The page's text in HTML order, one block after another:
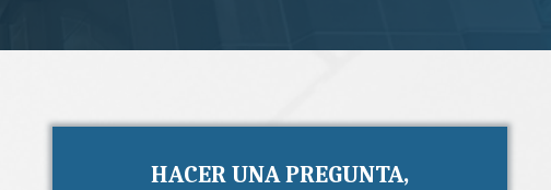
HACER UNA PREGUNTA,